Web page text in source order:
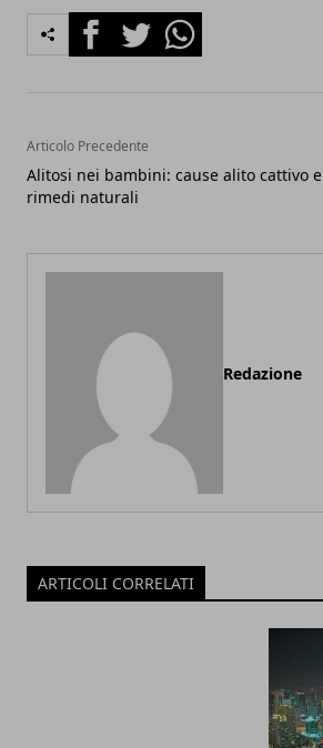
FacebookTwitterWhatsapp
Articolo Precedente
Alitosi nei bambini: cause alito cattivo e
rimedi naturali
Redazione
ARTICOLI CORRELATI